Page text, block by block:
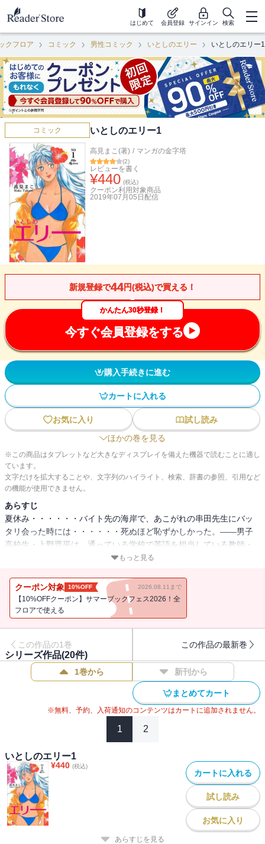
はじめて 会員登録 サインイン 検索
クフロア コミック 男性コミック いとしのエリー いとしのエリー1
コミック いとしのエリー1
高見まこ(著) / マンガの金字塔
(2)
レビューを書く
¥440 (税込)
クーポン利用対象商品
2019年07月05日 配信
新規登録で44円(税込)で買える！
かんたん30秒登録！
今すぐ会員登録をする
購入手続きに進む
カートに入れる
お気に入り
試し読み
ほかの巻を見る
※この商品はタブレットなど大きなディスプレイを備えた機器で読むことに適し
ています。
文字だけを拡大することや、文字列のハイライト、検索、辞書の参照、引用など
の機能が使用できません。
あらすじ
夏休み・・・・・・バイト先の海岸で、あこがれの串田先生にバッ
タリ会った時には・・・・・・死ぬほど恥ずかしかった。――男子
高校生・上野晋平は、通っている学校で英語を担当している教師・
串田枝理子とプライベートで遊ぶ機会を偶然得て大喜び。楽しい秘
舞い上がる晋平だったが、枝理子にたしなめられて傷付き苛立って
しまい・・・。――まだまだ精神的に未熟な男子高校生と、大人な
女性教師。ふたりの心理を細やかに描いた、ほろ苦い純愛ストーリ
もっと見る
クーポン対象 10%OFF 2026.08.11まで
【10%OFFクーポン】サマーブックフェス2026！全
フロアで使える
この作品の1巻 この作品の最新巻
シリーズ作品(20件)
1巻から 新刊から
まとめてカート
※無料、予約、入荷通知のコンテンツはカートに追加されません。
1 2
いとしのエリー1
¥440 (税込)
カートに入れる
試し読み
お気に入り
あらすじを見る